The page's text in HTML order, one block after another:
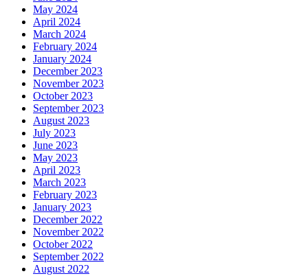
May 2024
April 2024
March 2024
February 2024
January 2024
December 2023
November 2023
October 2023
September 2023
August 2023
July 2023
June 2023
May 2023
April 2023
March 2023
February 2023
January 2023
December 2022
November 2022
October 2022
September 2022
August 2022